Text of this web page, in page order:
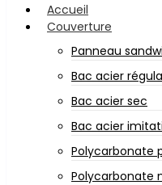
Accueil
Couverture
Panneau
Bac acier
Bac acier sec
Bac acier
Polycarbonate
Polycarbonate